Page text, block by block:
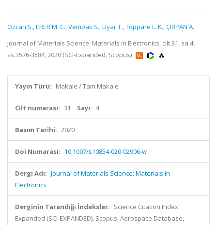
Ozcan S.,ERER M. C.,Vempati S.,Uyar T.,Toppare L. K.,ÇIRPAN A.
Journal of Materials Science: Materials in Electronics, cilt.31, sa.4,
ss.3576-3584, 2020 (SCI-Expanded, Scopus)
Yayın Türü: Makale / Tam Makale
Cilt numarası: 31 Sayı: 4
Basım Tarihi: 2020
Doi Numarası: 10.1007/s10854-020-02906-w
Dergi Adı: Journal of Materials Science: Materials in
Electronics
Derginin Tarandığı İndeksler: Science Citation Index
Expanded (SCI-EXPANDED), Scopus, Aerospace Database,